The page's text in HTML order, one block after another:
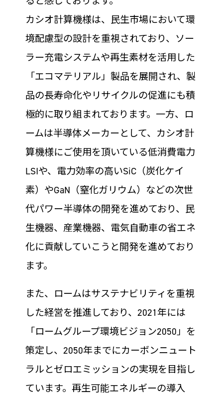
カシオ計算機様は、民生市場において環
境配慮型の設計を重視されており、ソー
ラー充電システムや再生素材を活用した
「エコマテリアル」製品を展開され、製
品の長寿命化やリサイクルの促進にも積
極的に取り組まれております。一方、ロ
ームは半導体メーカーとして、カシオ計
算機様にご使用を頂いている低消費電力
LSIや、電力効率の高いSiC（炭化ケイ
素）やGaN（窒化ガリウム）などの次世
代パワー半導体の開発を進めており、民
生機器、産業機器、電気自動車の省エネ
化に貢献していこうと開発を進めており
ます。
また、ロームはサステナビリティを重視
した経営を推進しており、2021年には
「ロームグループ環境ビジョン2050」を
策定し、2050年までにカーボンニュート
ラルとゼロエミッションの実現を目指し
ています。再生可能エネルギーの導入